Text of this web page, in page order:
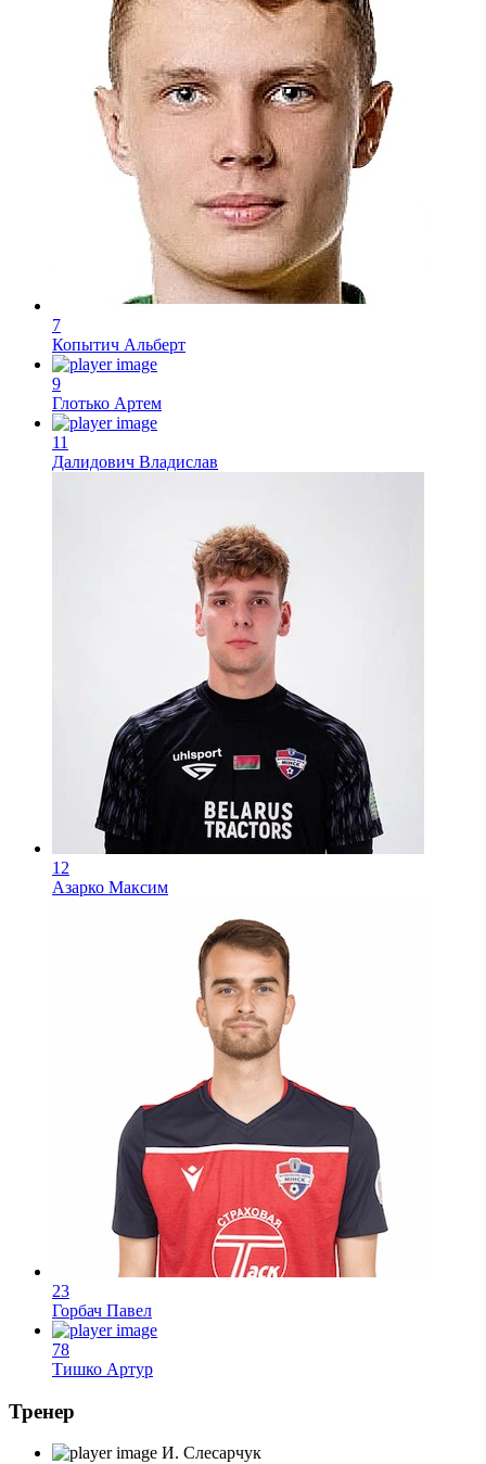
7
Копытич Альберт
9
Глотько Артем
11
Далидович Владислав
12
Азарко Максим
23
Горбач Павел
78
Тишко Артур
Тренер
И. Слесарчук